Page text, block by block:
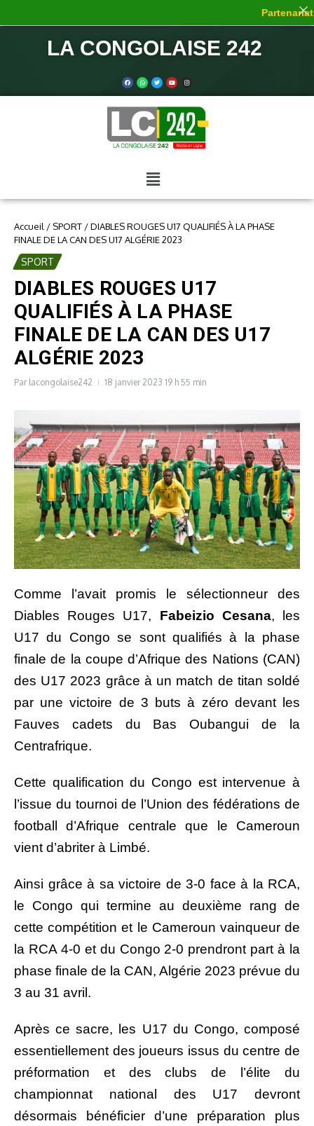
LA CONGOLAISE 242
Accueil / SPORT /DIABLES ROUGES U17 QUALIFIÉS À LA PHASE
FINALE DE LA CAN DES U17 ALGÉRIE 2023
SPORT
DIABLES ROUGES U17
QUALIFIÉS À LA PHASE
FINALE DE LA CAN DES U17
ALGÉRIE 2023
Par lacongolaise242 18 janvier 2023 19 h 55 min
Comme l’avait promis le sélectionneur des
Diables Rouges U17, Fabeizio Cesana, les
U17 du Congo se sont qualifiés à la phase
finale de la coupe d’Afrique des Nations (CAN)
des U17 2023 grâce à un match de titan soldé
par une victoire de 3 buts à zéro devant les
Fauves cadets du Bas Oubangui de la
Centrafrique.
Cette qualification du Congo est intervenue à
l’issue du tournoi de l’Union des fédérations de
football d’Afrique centrale que le Cameroun
vient d’abriter à Limbé.
Ainsi grâce à sa victoire de 3-0 face à la RCA,
le Congo qui termine au deuxième rang de
cette compétition et le Cameroun vainqueur de
la RCA 4-0 et du Congo 2-0 prendront part à la
phase finale de la CAN, Algérie 2023 prévue du
3 au 31 avril.
Après ce sacre, les U17 du Congo, composé
essentiellement des joueurs issus du centre de
préformation et des clubs de l’élite du
championnat national des U17 devront
désormais bénéficier d’une préparation plus
Partenariat